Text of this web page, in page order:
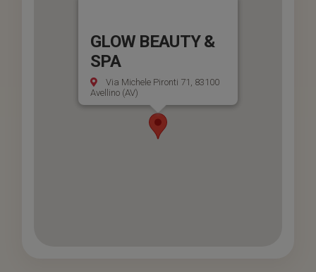
GLOW BEAUTY &
SPA
Via Michele Pironti 71, 83100
Avellino (AV)